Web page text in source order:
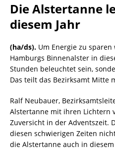
Die Alstertanne
diesem Jahr
(ha/ds). Um Energie zu
Hamburgs Binnenalster in
Stunden beleuchtet sein,
Das teilt das Bezirksamt Mitte
Ralf Neubauer,
Alstertanne mit ihren Lichtern
Zuversicht in der Adventszeit.
diesen schwierigen Zeiten
die Alstertanne auch in